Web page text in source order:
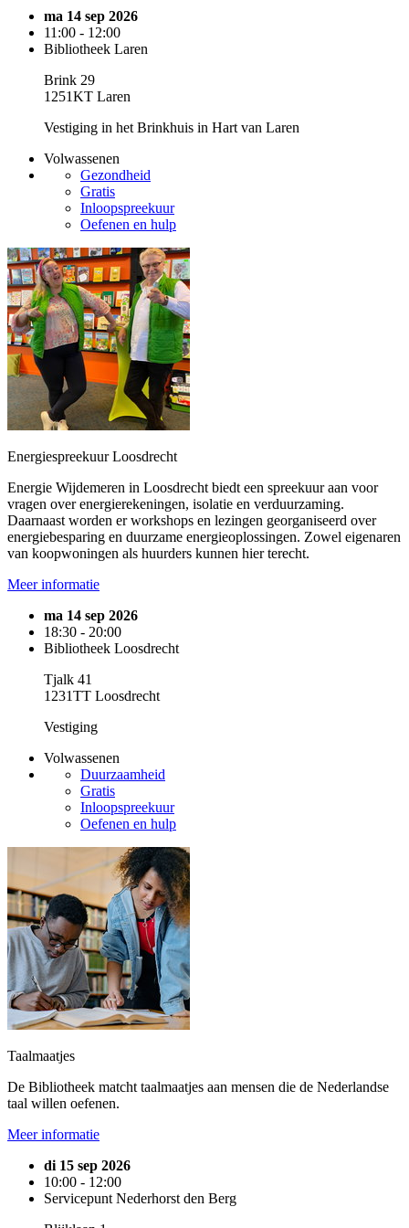
ma 14 sep 2026
11:00 - 12:00
Bibliotheek Laren
Brink 29
1251KT Laren
Vestiging in het Brinkhuis in Hart van Laren
Volwassenen
Gezondheid
Gratis
Inloopspreekuur
Oefenen en hulp
Energiespreekuur Loosdrecht
Energie Wijdemeren in Loosdrecht biedt een spreekuur aan voor
vragen over energierekeningen, isolatie en verduurzaming.
Daarnaast worden er workshops en lezingen georganiseerd over
energiebesparing en duurzame energieoplossingen. Zowel eigenaren
van koopwoningen als huurders kunnen hier terecht.
Meer informatie
ma 14 sep 2026
18:30 - 20:00
Bibliotheek Loosdrecht
Tjalk 41
1231TT Loosdrecht
Vestiging
Volwassenen
Duurzaamheid
Gratis
Inloopspreekuur
Oefenen en hulp
Taalmaatjes
De Bibliotheek matcht taalmaatjes aan mensen die de Nederlandse
taal willen oefenen.
Meer informatie
di 15 sep 2026
10:00 - 12:00
Servicepunt Nederhorst den Berg